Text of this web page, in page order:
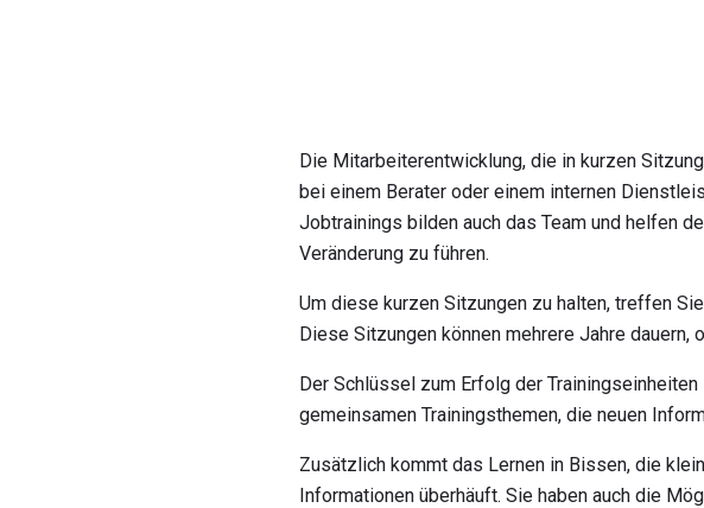
Die Mitarbeiterentwicklung, die in kurzen
bei einem Berater oder einem internen
Jobtrainings bilden auch das Team und helfen
Veränderung zu führen.
Um diese kurzen Sitzungen zu halten, treffen
Diese Sitzungen können mehrere Jahre
Der Schlüssel zum Erfolg der
gemeinsamen Trainingsthemen, die neuen
Zusätzlich kommt das Lernen in Bissen, die
Informationen überhäuft. Sie haben auch die